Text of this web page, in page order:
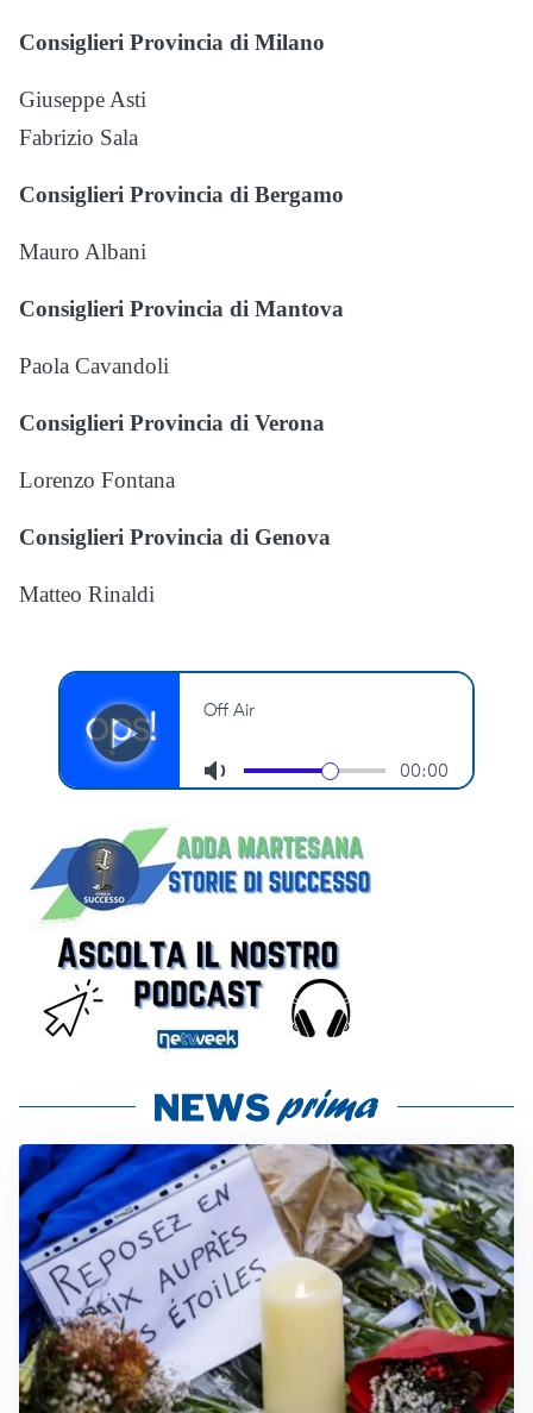
Consiglieri Provincia di Milano
Giuseppe Asti
Fabrizio Sala
Consiglieri Provincia di Bergamo
Mauro Albani
Consiglieri Provincia di Mantova
Paola Cavandoli
Consiglieri Provincia di Verona
Lorenzo Fontana
Consiglieri Provincia di Genova
Matteo Rinaldi